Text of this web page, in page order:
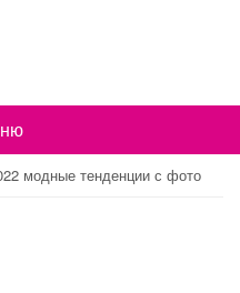
модные тенденции с фото